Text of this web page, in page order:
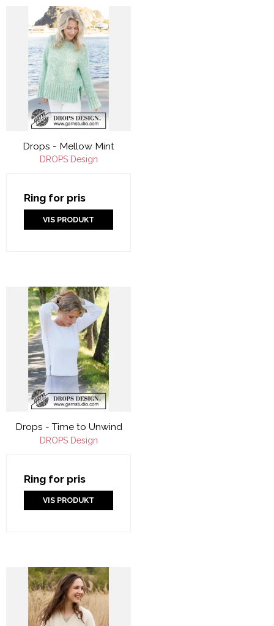
Drops - Mellow Mint
DROPS Design
Ring for pris
VIS PRODUKT
Drops - Time to Unwind
DROPS Design
Ring for pris
VIS PRODUKT